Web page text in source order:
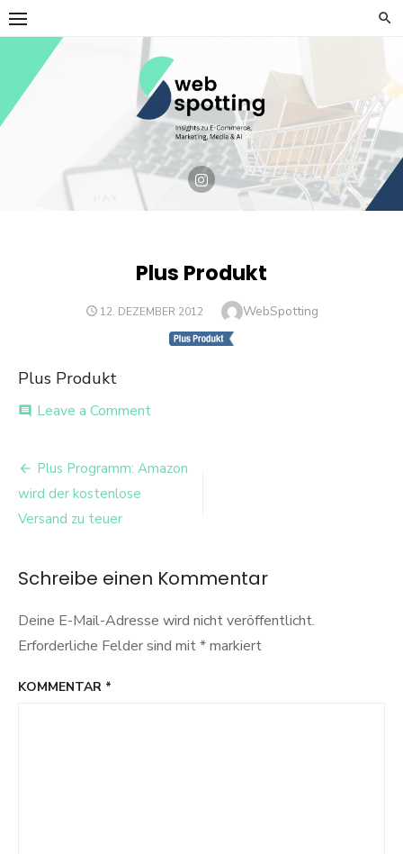
Skip
to
content
Plus Produkt
POSTED
12. DEZEMBER 2012 Author
WebSpotting
Plus Produkt
comment Leave a Commenton
Beitrags-
Navigation
Plus Programm: Amazon
wird der kostenlose
Versand zu teuer
Schreibe einen Kommentar
Deine E-Mail-Adresse wird nicht veröffentlicht.
Erforderliche Felder sind mit*markiert
KOMMENTAR *